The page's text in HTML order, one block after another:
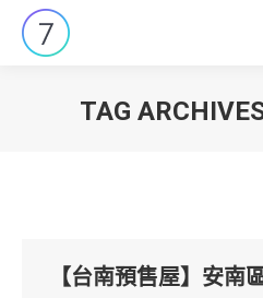
TAG
【台南預售屋】安南